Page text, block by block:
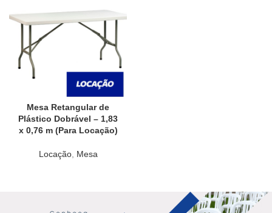
Mesa Retangular de
Plástico Dobrável – 1,83
x 0,76 m (Para Locação)
Locação, Mesa